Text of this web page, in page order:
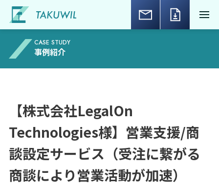
CASE STUDY
事例紹介
【株式会社LegalOn
Technologies様】営業支援/商
談設定サービス（受注に繋がる
商談により営業活動が加速）